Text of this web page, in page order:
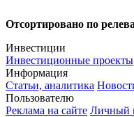
Отсортировано по
Инвестиции
Инвестиционные проекты
Информация
Статьи, аналитика
Пользователю
Реклама на сайте Личный